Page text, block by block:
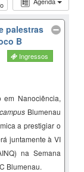
palestras
B
Ingressos
em Nanociência,
campusBlumenau
a prestigiar o
juntamente à VI
na Semana
Blumenau.